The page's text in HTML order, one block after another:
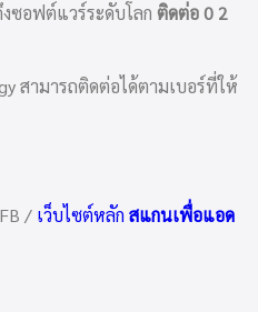
ซอฟต์แวร์ระดับโลก ติดต่อ 0 2
สามารถติดต่อได้ตามเบอร์ที่ให้
FB / เว็บไซต์หลัก สแกนเพื่อแอด